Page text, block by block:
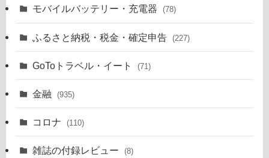
モバイルバッテリー・充電器 (78)
ふるさと納税・税金・確定申告 (227)
GoToトラベル・イート (71)
金融 (935)
コロナ (110)
雑誌の付録レビュー (8)